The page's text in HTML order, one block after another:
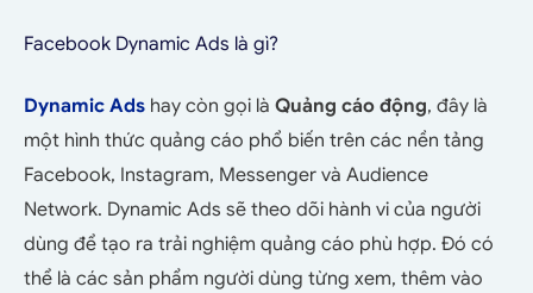
Facebook Dynamic Ads là gì?
Dynamic Ads hay còn gọi là Quảng cáo động, đây là
một hình thức quảng cáo phổ biến trên các nền tảng
Facebook, Instagram, Messenger và Audience
Network. Dynamic Ads sẽ theo dõi hành vi của người
dùng để tạo ra trải nghiệm quảng cáo phù hợp. Đó có
thể là các sản phẩm người dùng từng xem, thêm vào